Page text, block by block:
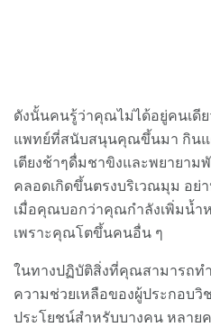
ดังนั้นคนรู้ว่าคุณไม่ได้อยู่คนเดี
แพทย์ที่สนับสนุนคุณขึ้นมา กินแ
เตียงช้าๆดื่มชาขิงและพยายาม
คลอดเกิดขึ้นตรงบริเวณมุม อย่
เมื่อคุณบอกว่าคุณกำลังเพิ่มน้ำ
เพราะคุณโตขึ้นคนอื่น ๆ
ในทางปฏิบัติสิ่งที่คุณสามารถท
ความช่วยเหลือของผู้ประกอบ
ประโยชน์สำหรับบางคน หลา